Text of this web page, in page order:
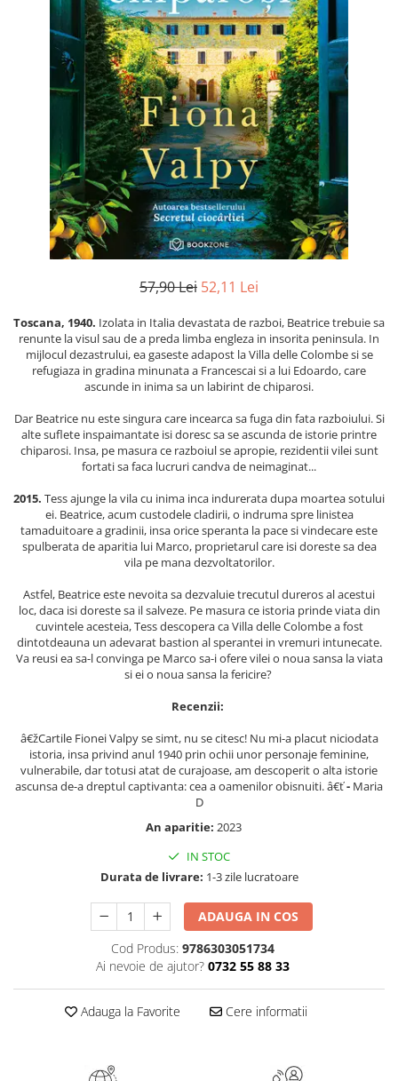
Audiobook
ReConnect
Religie
Crestinism
ScienceConnection
SelfConnect
SelfHealing
Vindecare Spirituala
Senzatii/Thriller
SF & Fantasy
Teens Book Club
Instrumente si Truse Geometrie
Seturi scolare
Calculator
Consumabile & Accesorii
COLOREAZA CU PRIETENII
De colorat
Pot desena minunat
Sa coloram cu Nicol
Carti educative
Codul copiilor de succes
Copii 0-7 ani
Clubul Premiantilor
Super pitici 2-5 ani
Culegeri Auxiliare
Dezvoltare personala
Kids Book Club
Legende istorice
Literatura Scolara
Elevi de 10 plus
Lecturi Scolare
Lumea Copilariei
Ma pregatesc pentru scoala
Manuale - Carte Scolara
Clasa a II-a
Clasa a IV-a
Clasa a V-a
Clasa a VI-a
Clasa a VII-a
Clasa pregatitoare
Limbi Straine
Povesti
Povesti - Basme - Legende
Religie pentru copii
ScienceConnection
Puzzle-uri
Puzzle
Puzzle 3D Lemn
57,90 Lei 52,11 Lei
Toscana, 1940. Izolata in Italia devastata de razboi, Beatrice trebuie sa
renunte la visul sau de a preda limba engleza in insorita peninsula. In
mijlocul dezastrului, ea gaseste adapost la Villa delle Colombe si se
refugiaza in gradina minunata a Francescai si a lui Edoardo, care
ascunde in inima sa un labirint de chiparosi.
Dar Beatrice nu este singura care incearca sa fuga din fata razboiului. Si
alte suflete inspaimantate isi doresc sa se ascunda de istorie printre
chiparosi. Insa, pe masura ce razboiul se apropie, rezidentii vilei sunt
fortati sa faca lucruri candva de neimaginat...
2015. Tess ajunge la vila cu inima inca indurerata dupa moartea sotului
ei. Beatrice, acum custodele cladirii, o indruma spre linistea
tamaduitoare a gradinii, insa orice speranta la pace si vindecare este
spulberata de aparitia lui Marco, proprietarul care isi doreste sa dea
vila pe mana dezvoltatorilor.
Astfel, Beatrice este nevoita sa dezvaluie trecutul dureros al acestui
loc, daca isi doreste sa il salveze. Pe masura ce istoria prinde viata din
cuvintele acesteia, Tess descopera ca Villa delle Colombe a fost
dintotdeauna un adevarat bastion al sperantei in vremuri intunecate.
Va reusi ea sa-l convinga pe Marco sa-i ofere vilei o noua sansa la viata
si ei o noua sansa la fericire?
Recenzii:
â€žCartile Fionei Valpy se simt, nu se citesc! Nu mi-a placut niciodata
istoria, insa privind anul 1940 prin ochii unor personaje feminine,
vulnerabile, dar totusi atat de curajoase, am descoperit o alta istorie
ascunsa de-a dreptul captivanta: cea a oamenilor obisnuiti. â€ť- Maria
D
An aparitie: 2023
IN STOC
Durata de livrare: 1-3 zile lucratoare
ADAUGA IN COS
Cod Produs: 9786303051734
Ai nevoie de ajutor? 0732 55 88 33
Adauga la Favorite Cere informatii